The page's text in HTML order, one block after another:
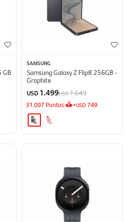
GB
SAMSUNG
Samsung Galaxy Z Flip8 256GB -
Graphite
USD 1.499USD1.649
31.097 Puntos +USD749